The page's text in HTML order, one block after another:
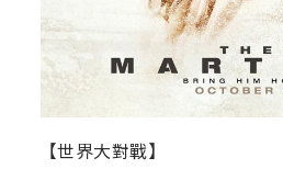
【世界大對戰】